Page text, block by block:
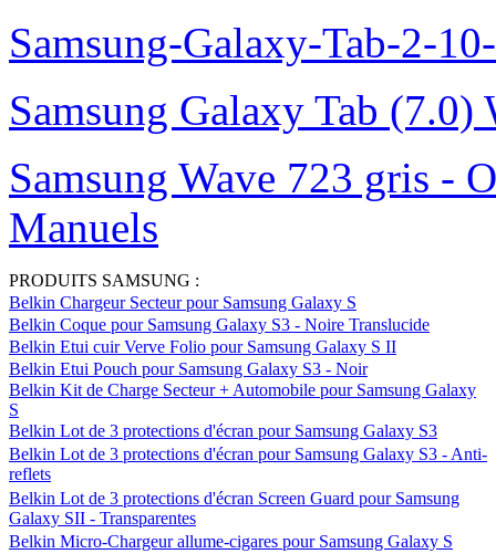
Samsung-Galaxy-Tab-2-
Samsung Galaxy Tab
Samsung Wave 723 gris -
Manuels
PRODUITS SAMSUNG :
Belkin Chargeur Secteur pour Samsung Galaxy S
Belkin Coque pour Samsung Galaxy S3 - Noire Translucide
Belkin Etui cuir Verve Folio pour Samsung Galaxy S II
Belkin Etui Pouch pour Samsung Galaxy S3 - Noir
Belkin Kit de Charge Secteur + Automobile pour Samsung Galaxy
S
Belkin Lot de 3 protections d'écran pour Samsung Galaxy S3
Belkin Lot de 3 protections d'écran pour Samsung Galaxy S3 - Anti-
reflets
Belkin Lot de 3 protections d'écran Screen Guard pour Samsung
Galaxy SII - Transparentes
Belkin Micro-Chargeur allume-cigares pour Samsung Galaxy S